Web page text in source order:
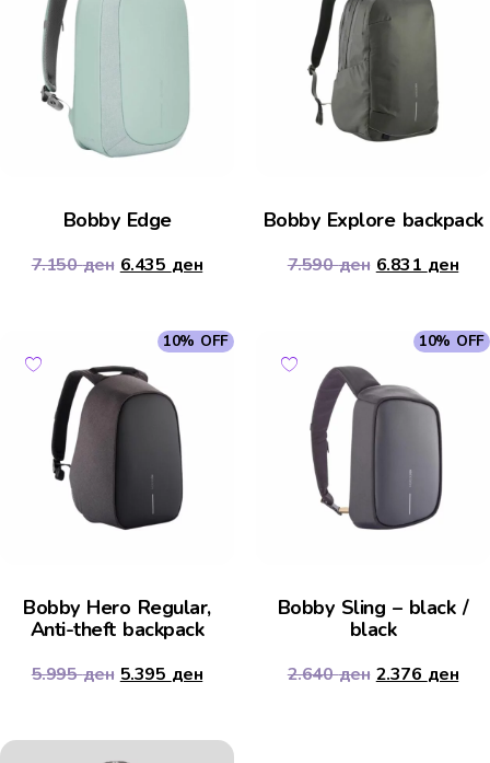
Bobby Edge
7.150ден 6.435 ден
Bobby Explore backpack
7.590ден 6.831 ден
10% OFF
Bobby Hero Regular,
Anti-theft backpack
5.995ден 5.395 ден
10% OFF
Bobby Sling – black /
black
2.640ден 2.376 ден